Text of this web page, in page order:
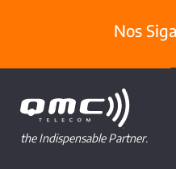
Nos
the Indispensable Partner.